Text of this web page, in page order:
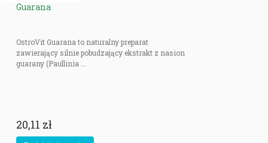
Guarana
OstroVit Guarana to naturalny preparat
zawierający silnie pobudzający ekstrakt z nasion
guarany (Paullinia ...
20,11 zł